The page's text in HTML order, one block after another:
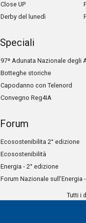
Close UP
Derby del lunedì
Speciali
97ª Adunata Nazionale degli
Botteghe storiche
Capodanno con Telenord
Convegno Reg4IA
Forum
Ecosostenibilita 2° edizione
Ecosostenibilità
Energia - 2° edizione
Forum Nazionale sull’Energia
Tutti i